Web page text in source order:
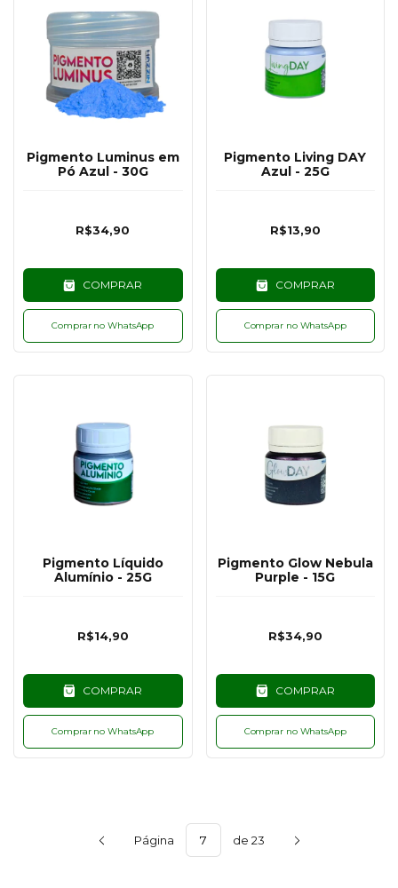
Pigmento Luminus em
Pó Azul - 30G
R$34,90
COMPRAR
Comprar no WhatsApp
Pigmento Living DAY
Azul - 25G
R$13,90
COMPRAR
Comprar no WhatsApp
Pigmento Líquido
Alumínio - 25G
R$14,90
COMPRAR
Comprar no WhatsApp
Pigmento Glow Nebula
Purple - 15G
R$34,90
COMPRAR
Comprar no WhatsApp
Página de 23